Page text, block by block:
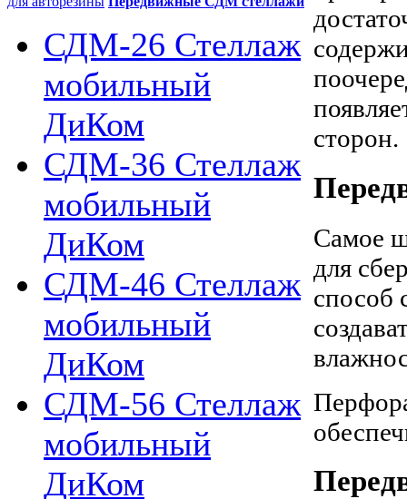
СДМ-26 Стеллаж
мобильный
ДиКом
СДМ-36 Стеллаж
мобильный
ДиКом
СДМ-46 Стеллаж
мобильный
ДиКом
СДМ-56 Стеллаж
мобильный
ДиКом
сторон.
Самое
для
способ